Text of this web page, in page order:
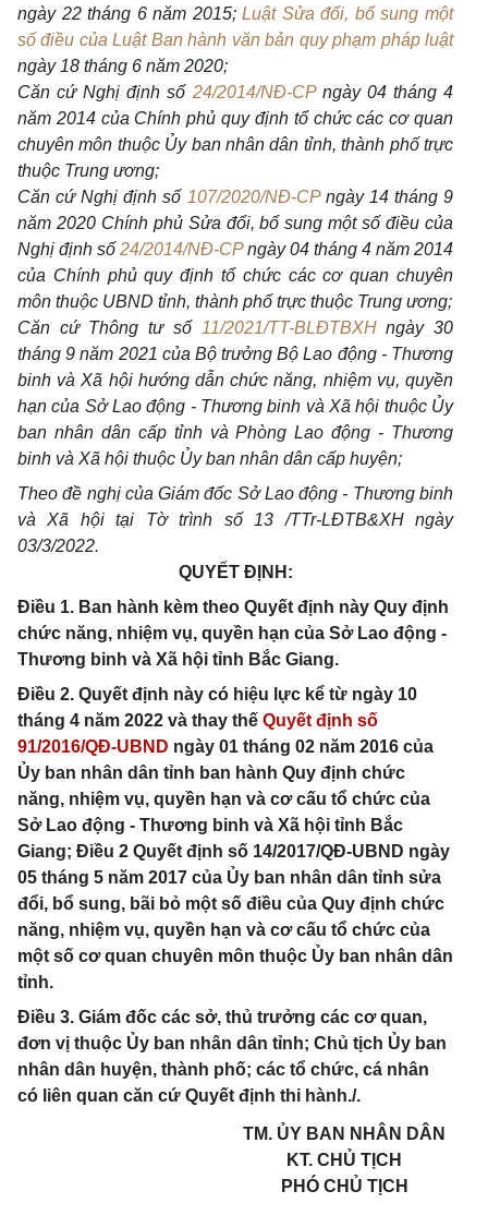
ngày 22 tháng 6 năm 2015;Luật Sửa đổi, bổ sung một
số điều của Luật Ban hành văn bản quy phạm pháp luật
ngày 18 tháng 6 năm 2020;
Căn cứ Nghị định số 24/2014/NĐ-CPngày 04 tháng 4
năm 2014 của Chính phủ quy định tổ chức các cơ quan
chuyên môn thuộc Ủy ban nhân dân tỉnh, thành phố trực
thuộc Trung ương;
Căn cứ Nghị định số 107/2020/NĐ-CPngày 14 tháng 9
năm 2020 Chính phủ Sửa đổi, bổ sung một số điều của
Nghị định số 24/2014/NĐ-CPngày 04 tháng 4 năm 2014
của Chính phủ quy định tổ chức các cơ quan chuyên
môn thuộc UBND tỉnh, thành phố trực thuộc Trung ương;
Căn cứ Thông tư số 11/2021/TT-BLĐTBXHngày 30
tháng 9 năm 2021 của Bộ trưởng Bộ Lao động - Thương
binh và Xã hội hướng dẫn chức năng, nhiệm vụ, quyền
hạn của Sở Lao động - Thương binh và Xã hội thuộc Ủy
ban nhân dân cấp tỉnh và Phòng Lao động - Thương
binh và Xã hội thuộc Ủy ban nhân dân cấp huyện;
Theo đề nghị của Giám đốc Sở Lao động - Thương binh
và Xã hội tại Tờ trình số 13 /TTr-LĐTB&XH ngày
03/3/2022.
QUYẾT ĐỊNH:
Điều 1. Ban hành kèm theo Quyết định này Quy định
chức năng, nhiệm vụ, quyền hạn của Sở Lao động -
Thương binh và Xã hội tỉnh Bắc Giang.
Điều 2. Quyết định này có hiệu lực kể từ ngày 10
tháng 4 năm 2022 và thay thế Quyết định số
91/2016/QĐ-UBND ngày 01 tháng 02 năm 2016 của
Ủy ban nhân dân tỉnh ban hành Quy định chức
năng, nhiệm vụ, quyền hạn và cơ cấu tổ chức của
Sở Lao động - Thương binh và Xã hội tỉnh Bắc
Giang; Điều 2 Quyết định số 14/2017/QĐ-UBND ngày
05 tháng 5 năm 2017 của Ủy ban nhân dân tỉnh sửa
đổi, bổ sung, bãi bỏ một số điều của Quy định chức
năng, nhiệm vụ, quyền hạn và cơ cấu tổ chức của
một số cơ quan chuyên môn thuộc Ủy ban nhân dân
tỉnh.
Điều 3. Giám đốc các sở, thủ trưởng các cơ quan,
đơn vị thuộc Ủy ban nhân dân tỉnh; Chủ tịch Ủy ban
nhân dân huyện, thành phố; các tổ chức, cá nhân
có liên quan căn cứ Quyết định thi hành./.
TM. ỦY BAN NHÂN DÂN
KT. CHỦ TỊCH
PHÓ CHỦ TỊCH